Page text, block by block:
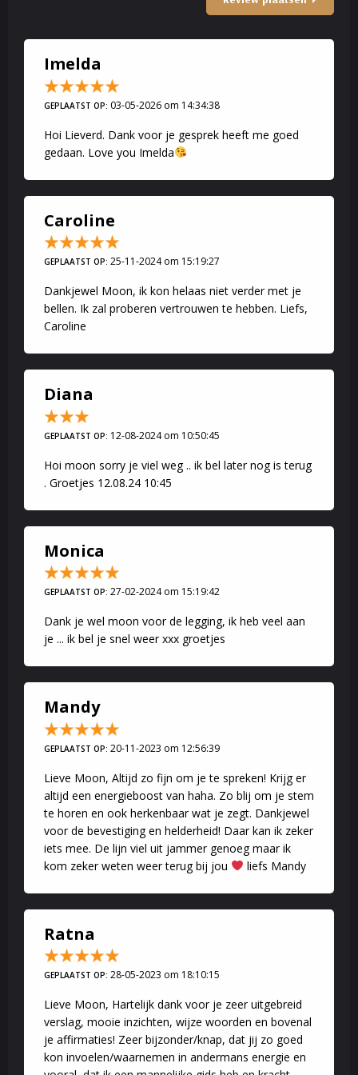
honger en uitputtend crashdieet. Bel mij als jouw kilo's jouw leven
Zonder meer 100 procent goede energie en inzet.
Engelen kaarten en healing
En adviseer ik in krachten en inzichten zodat u na het gesprek een
verlichting kan voelen waar u zo naar verlangt. (ook op afstand)
Moon
Imelda
GEPLAATST OP: 03-05-2026 om 14:34:38
Hoi Lieverd. Dank voor je gesprek heeft me goed
gedaan. Love you Imelda
Caroline
GEPLAATST OP: 25-11-2024 om 15:19:27
Dankjewel Moon, ik kon helaas niet verder met je
bellen. Ik zal proberen vertrouwen te hebben. Liefs,
Caroline
Diana
GEPLAATST OP: 12-08-2024 om 10:50:45
Hoi moon sorry je viel weg .. ik bel later nog is terug
. Groetjes 12.08.24 10:45
Monica
GEPLAATST OP: 27-02-2024 om 15:19:42
Dank je wel moon voor de legging, ik heb veel aan
je ... ik bel je snel weer xxx groetjes
Mandy
GEPLAATST OP: 20-11-2023 om 12:56:39
Lieve Moon, Altijd zo fijn om je te spreken! Krijg er
altijd een energieboost van haha. Zo blij om je stem
te horen en ook herkenbaar wat je zegt. Dankjewel
voor de bevestiging en helderheid! Daar kan ik zeker
iets mee. De lijn viel uit jammer genoeg maar ik
kom zeker weten weer terug bij jou
liefs Mandy
Ratna
GEPLAATST OP: 28-05-2023 om 18:10:15
Lieve Moon, Hartelijk dank voor je zeer uitgebreid
verslag, mooie inzichten, wijze woorden en bovenal
je affirmaties! Zeer bijzonder/knap, dat jij zo goed
kon invoelen/waarnemen in andermans energie en